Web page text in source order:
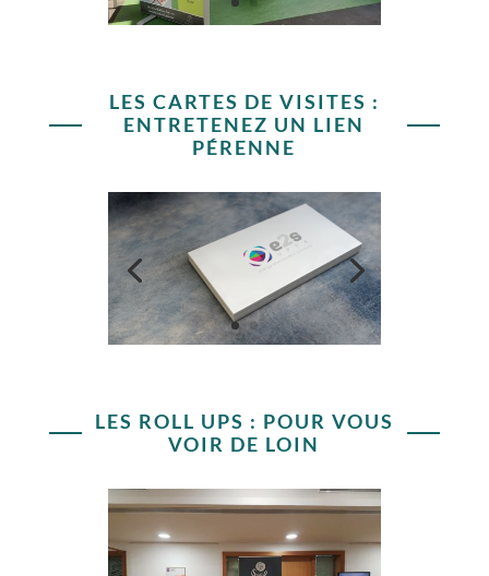
LES CARTES DE VISITES :
ENTRETENEZ UN LIEN
PÉRENNE
LES ROLL UPS : POUR VOUS
VOIR DE LOIN